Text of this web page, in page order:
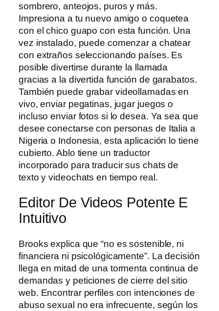
sombrero, anteojos, puros y más.
Impresiona a tu nuevo amigo o coquetea
con el chico guapo con esta función. Una
vez instalado, puede comenzar a chatear
con extraños seleccionando países. Es
posible divertirse durante la llamada
gracias a la divertida función de garabatos.
También puede grabar videollamadas en
vivo, enviar pegatinas, jugar juegos o
incluso enviar fotos si lo desea. Ya sea que
desee conectarse con personas de Italia a
Nigeria o Indonesia, esta aplicación lo tiene
cubierto. Ablo tiene un traductor
incorporado para traducir sus chats de
texto y videochats en tiempo real.
Editor De Videos Potente E
Intuitivo
Brooks explica que “no es sostenible, ni
financiera ni psicológicamente”. La decisión
llega en mitad de una tormenta continua de
demandas y peticiones de cierre del sitio
web. Encontrar perfiles con intenciones de
abuso sexual no era infrecuente, según los